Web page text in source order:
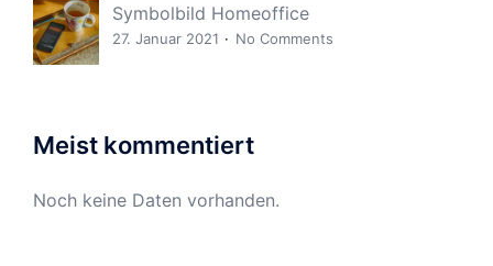
Symbolbild Homeoffice
27. Januar 2021 No Comments
Meist kommentiert
Noch keine Daten vorhanden.